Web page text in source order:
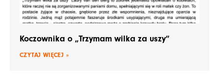
Koczownika o „Trzymam wilka za uszy”
CZYTAJ WIĘCEJ »